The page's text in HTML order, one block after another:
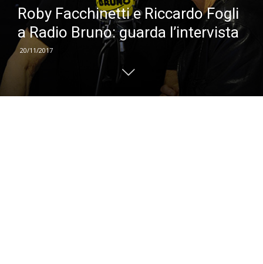
Roby Facchinetti e Riccardo Fogli
a Radio Bruno: guarda l’intervista
20/11/2017